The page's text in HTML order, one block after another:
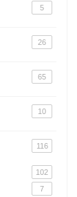
5
26
65
10
116
102
7